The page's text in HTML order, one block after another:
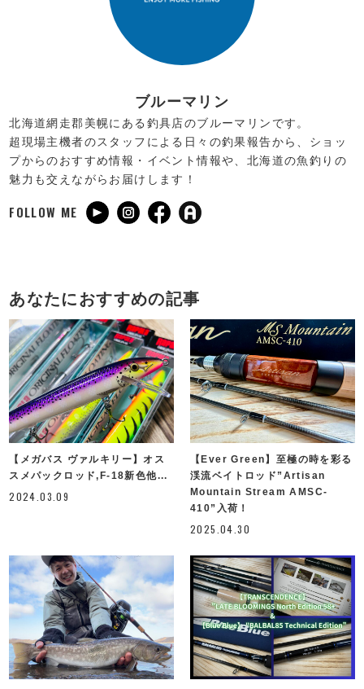
ブルーマリン
北海道網走郡美幌にある釣具店のブルーマリンです。
超現場主機者のスタッフによる日々の釣果報告から、ショッ
プからのおすすめ情報・イベント情報や、北海道の魚釣りの
魅力も交えながらお届けします！
FOLLOW ME
あなたにおすすめの記事
【メガバス ヴァルキリー】オス
スメパックロッド,F-18新色他...
2024.03.09
【Ever Green】至極の時を彩る
渓流ベイトロッド”Artisan
Mountain Stream AMSC-
410”入荷！
2025.04.30